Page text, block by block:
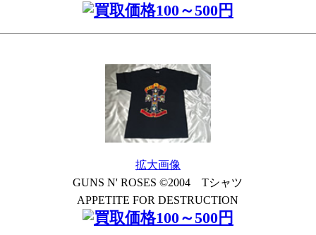
拡大画像
GUNS N' ROSES ©2004 Tシャツ
APPETITE FOR DESTRUCTION